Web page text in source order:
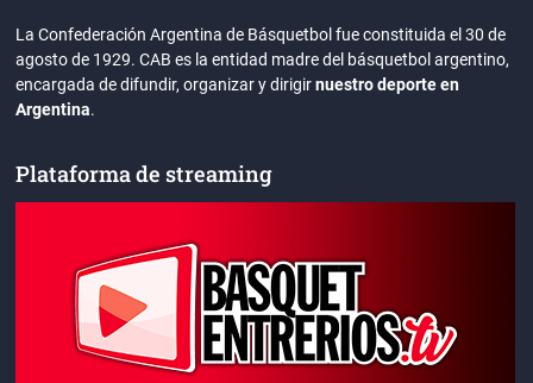
La Confederación Argentina de Básquetbol fue constituida el 30 de
agosto de 1929. CAB es la entidad madre del básquetbol argentino,
encargada de difundir, organizar y dirigirnuestro deporte en
Argentina.
Plataforma de streaming